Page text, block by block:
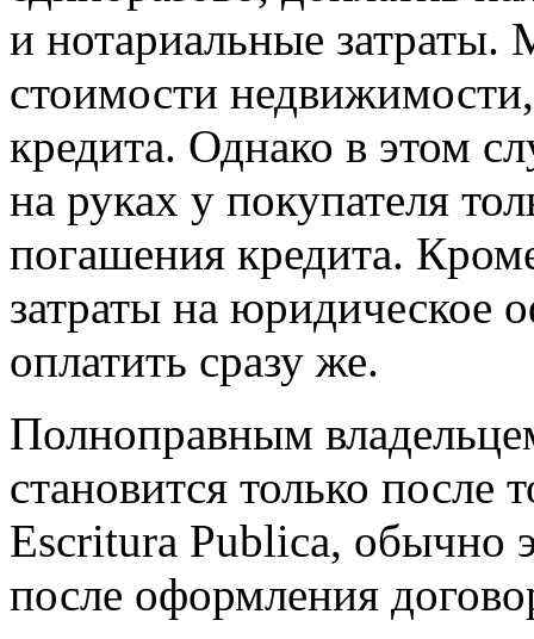
и нотариальные затраты.
стоимости недвижимости,
кредита. Однако в этом
на руках у покупателя
погашения кредита.
затраты на юридическое
оплатить сразу же.
Полноправным
становится только после
Escritura Publica, обычно
после оформления